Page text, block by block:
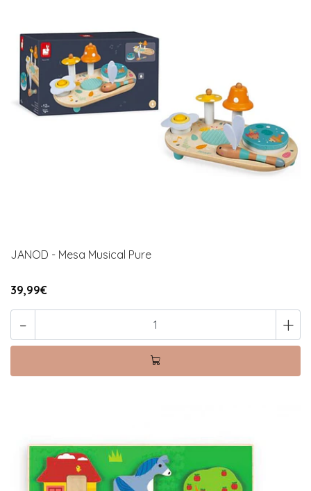
JANOD - Mesa Musical Pure
39,99€
- +